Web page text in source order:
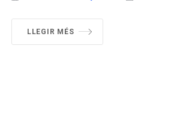
LLEGIR MÉS